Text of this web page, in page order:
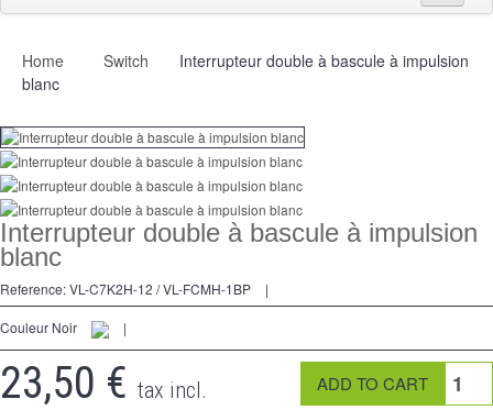
Switch
2 Ways
Socket
Spéciales
Accessories
Pièces
Media
Home Switch
Interrupteur double à bascule à impulsion
blanc
Interrupteur double à bascule à impulsion
blanc
Reference:VL-C7K2H-12 / VL-FCMH-1BP |
Couleur Noir |
23,50 € tax incl.